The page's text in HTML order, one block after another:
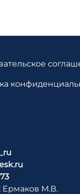
Ермаков М.В.